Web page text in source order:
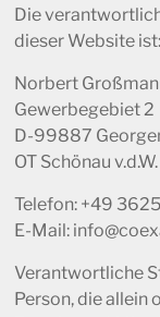
Die
dieser Website ist:
Norbert
Gewerbegebiet 2
D-99887
OT Schönau v.d.W.
Telefon: +49
E-Mail:
Verantwortliche
Person, die allein